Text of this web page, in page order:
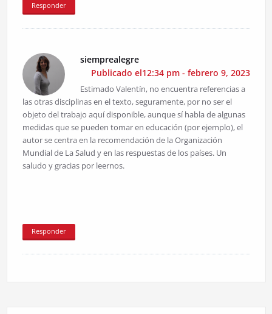
Responder
siemprealegre
Publicado el12:34 pm - febrero 9, 2023
Estimado Valentín, no encuentra referencias a
las otras disciplinas en el texto, seguramente, por no ser el
objeto del trabajo aquí disponible, aunque sí habla de algunas
medidas que se pueden tomar en educación (por ejemplo), el
autor se centra en la recomendación de la Organización
Mundial de La Salud y en las respuestas de los países. Un
saludo y gracias por leernos.
Responder